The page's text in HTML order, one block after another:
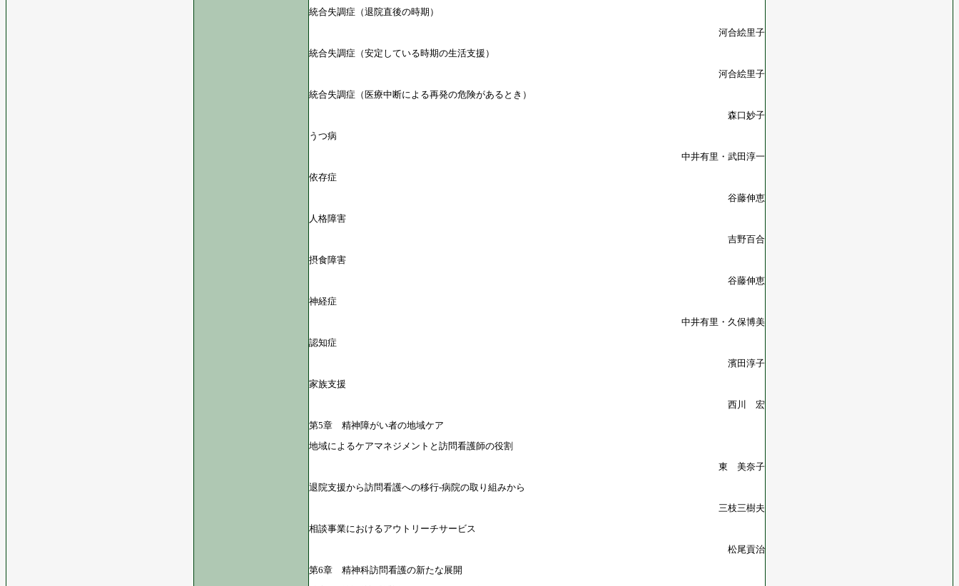
統合失調症（退院直後の時期）
河合絵里子
統合失調症（安定している時期の生活支援）
河合絵里子
統合失調症（医療中断による再発の危険があるとき）
森口妙子
うつ病
中井有里・武田淳一
依存症
谷藤伸恵
人格障害
吉野百合
摂食障害
谷藤伸恵
神経症
中井有里・久保博美
認知症
濱田淳子
家族支援
西川 宏
第5章 精神障がい者の地域ケア
地域によるケアマネジメントと訪問看護師の役割
東 美奈子
退院支援から訪問看護への移行‐病院の取り組みから
三枝三樹夫
相談事業におけるアウトリーチサービス
松尾貢治
第6章 精神科訪問看護の新たな展開